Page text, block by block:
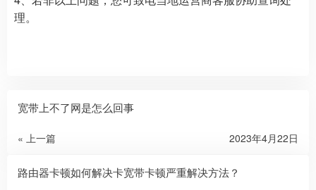
理。
宽带上不了网是怎么回事
« 上一篇 2023年4月22日
路由器卡顿如何解决卡宽带卡顿严重解决方法？